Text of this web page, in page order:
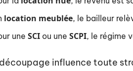
location meublée, le bailleur
une SCI ou une SCPI, le régime
influence toute